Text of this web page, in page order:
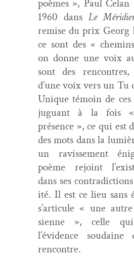
poèmes », Paul
1960 dans Le
remise du prix Georg
ce sont des «
on donne une voix
sont des
d’une voix vers un Tu
Unique témoin de
juguant à la fois
présence », ce qui est
des mots dans la
un ravisse­ment
poème rejoint
dans ses
ité. Il est ce lieu sans
s’articule « une
sienne », celle
l’évidence soudaine
rencontre.